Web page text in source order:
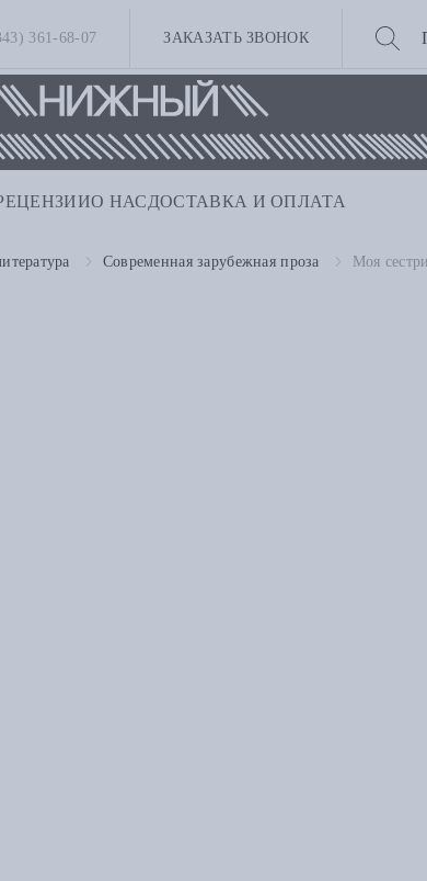
361-68-07 ЗАКАЗАТЬ ЗВОНОК
О НАС ДОСТАВКА И ОПЛАТА
Современная зарубежная проза Моя